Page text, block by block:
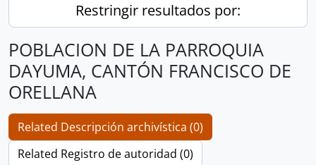
Restringir resultados por:
POBLACION DE LA PARROQUIA
DAYUMA, CANTÓN FRANCISCO DE
ORELLANA
Related Descripción archivística (0)
Related Registro de autoridad (0)